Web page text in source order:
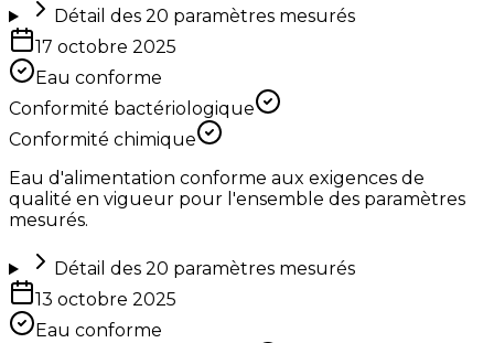
Détail des 20 paramètres mesurés
17 octobre 2025
Eau conforme
Conformité bactériologique
Conformité chimique
Eau d'alimentation conforme aux exigences de
qualité en vigueur pour l'ensemble des paramètres
mesurés.
Détail des 20 paramètres mesurés
13 octobre 2025
Eau conforme